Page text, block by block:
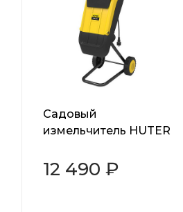
Садовый
измельчитель HUTER
12 490 ₽